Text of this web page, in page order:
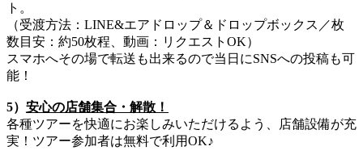
ト。
（受渡方法：LINE&エアドロップ＆ドロップボックス／枚
数目安：約50枚程、動画：リクエストOK）
スマホへその場で転送も出来るので当日にSNSへの投稿も可
能！
5） 安心の店舗集合・解散！
各種ツアーを快適にお楽しみいただけるよう、店舗設備が充
実！ツアー参加者は無料で利用OK♪